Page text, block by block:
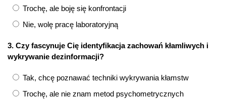
Trochę, ale boję się konfrontacji
Nie, wolę pracę laboratoryjną
3. Czy fascynuje Cię identyfikacja zachowań kłamliwych i
wykrywanie dezinformacji?
Tak, chcę poznawać techniki wykrywania kłamstw
Trochę, ale nie znam metod psychometrycznych